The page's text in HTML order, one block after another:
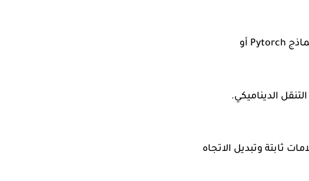
تسرع معالجة الصور، لتسريع تطوير نماذج Pytorch أو
الديناميكي.
ثابتة وتبديل الاتجاه